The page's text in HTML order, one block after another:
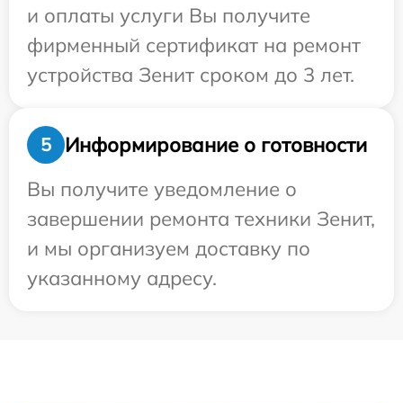
и оплаты услуги Вы получите
фирменный сертификат на ремонт
устройства Зенит сроком до 3 лет.
5
Информирование о готовности
Вы получите уведомление о
завершении ремонта техники Зенит,
и мы организуем доставку по
указанному адресу.